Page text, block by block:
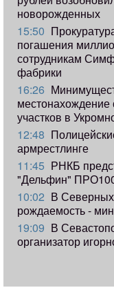
новорожденных
15:50
погашения
сотрудникам
фабрики
16:26
местонахождение
участков в
12:48
армрестлинге
11:45 РНКБ
"Дельфин" ПРО100
10:02 В
рождаемость -
19:09 В
организатор